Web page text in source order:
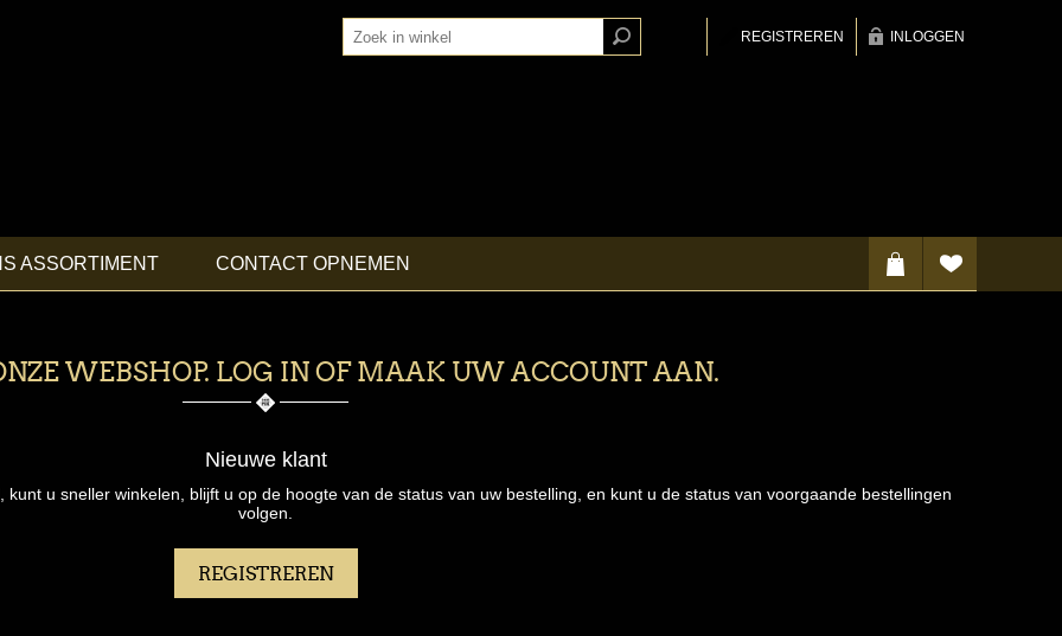
REGISTREREN INLOGGEN
ASSORTIMENT CONTACT OPNEMEN
WEBSHOP. LOG IN OF MAAK UW ACCOUNT AAN.
Nieuwe klant
u sneller winkelen, blijft u op de hoogte van de status van uw bestelling, en kunt u de status van voorgaande bestellingen
volgen.